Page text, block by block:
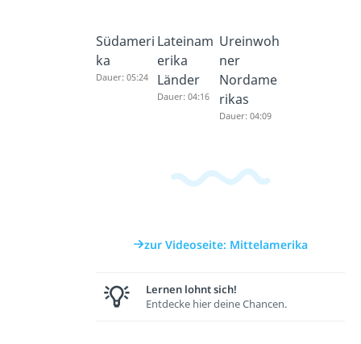
Südameri
ka
Dauer: 05:24
Lateinam
erika
Länder
Dauer: 04:16
Ureinwoh
ner
Nordame
rikas
Dauer: 04:09
zur Videoseite: Mittelamerika
Lernen lohnt sich!
Entdecke hier deine Chancen.